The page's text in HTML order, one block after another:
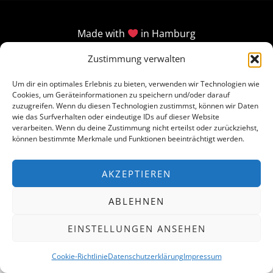
Zustimmung verwalten
Um dir ein optimales Erlebnis zu bieten, verwenden wir Technologien wie
Cookies, um Geräteinformationen zu speichern und/oder darauf
zuzugreifen. Wenn du diesen Technologien zustimmst, können wir Daten
wie das Surfverhalten oder eindeutige IDs auf dieser Website
verarbeiten. Wenn du deine Zustimmung nicht erteilst oder zurückziehst,
können bestimmte Merkmale und Funktionen beeinträchtigt werden.
AKZEPTIEREN
ABLEHNEN
EINSTELLUNGEN ANSEHEN
Cookie-RichtlinieDatenschutzerklärungImpressum
Made with in Hamburg